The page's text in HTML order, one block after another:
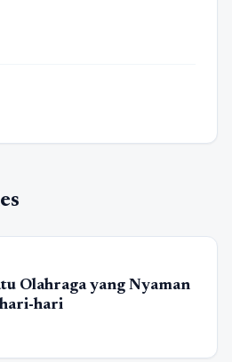
Olahraga yang Nyaman
hari